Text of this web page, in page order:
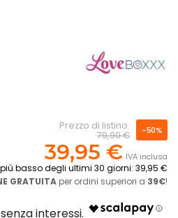
Prezzo di listino:
79,90 €
-50%
39,95 € IVA inclusa
più basso degli ultimi 30 giorni: 39,95 €
GRATUITA per ordini superiori a 39€!